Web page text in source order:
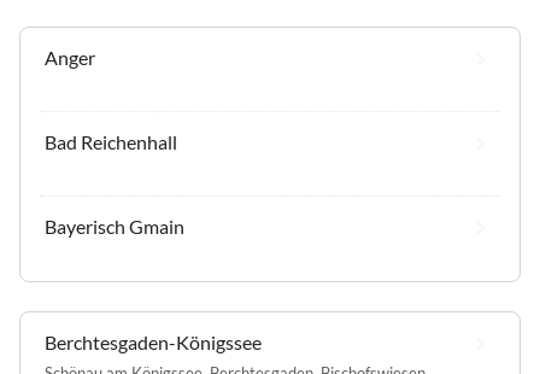
Anger
Bad Reichenhall
Bayerisch Gmain
Berchtesgaden-Königssee